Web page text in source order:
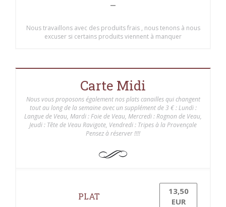
Nous travaillons avec des produits frais , nous tenons à nous
excuser si certains produits viennent à manquer
Carte Midi
Nous vous proposons également nos plats canailles qui changent
tout au long de la semaine avec un supplément de 3 € : Lundi :
Langue de Veau, Mardi : Foie de Veau, Mercredi : Rognon de Veau,
Jeudi : Tête de Veau Ravigote, Vendredi : Tripes à la Provençale
Pensez à réserver !!!!
PLAT
13,50
EUR